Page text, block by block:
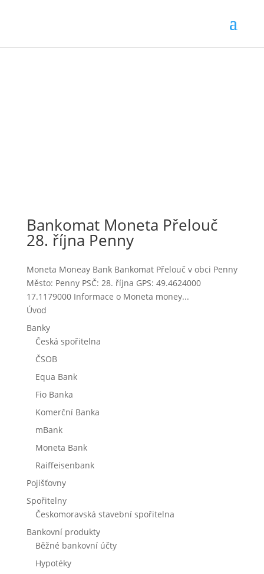
Bankomat Moneta Přelouč
28. října Penny
Moneta Moneay Bank Bankomat Přelouč v obci Penny
Město: Penny PSČ: 28. října GPS: 49.4624000
17.1179000 Informace o Moneta money...
Úvod
Banky
Česká spořitelna
ČSOB
Equa Bank
Fio Banka
Komerční Banka
mBank
Moneta Bank
Raiffeisenbank
Pojišťovny
Spořitelny
Českomoravská stavební spořitelna
Bankovní produkty
Běžné bankovní účty
Hypotéky